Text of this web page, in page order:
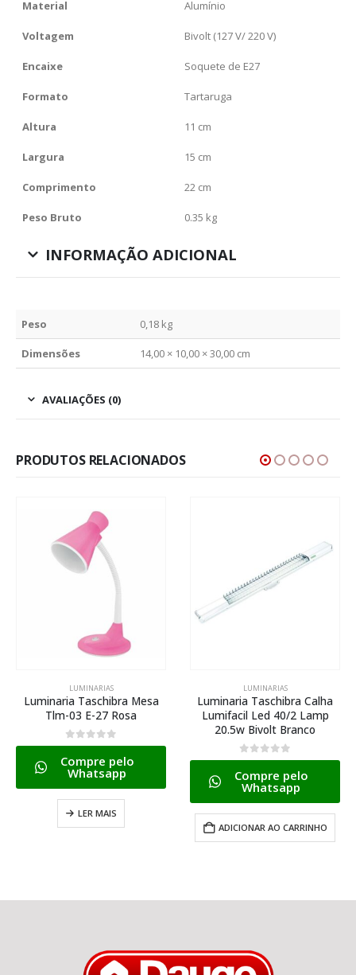
Material Alumínio
Voltagem Bivolt (127 V/ 220 V)
Encaixe Soquete de E27
Formato Tartaruga
Altura 11 cm
Largura 15 cm
Comprimento 22 cm
Peso Bruto 0.35 kg
INFORMAÇÃO ADICIONAL
Peso 0,18 kg
Dimensões 14,00 × 10,00 × 30,00 cm
AVALIAÇÕES (0)
PRODUTOS RELACIONADOS
LUMINARIAS
Luminaria Taschibra Mesa
Tlm-03 E-27 Rosa
0de 5
Compre pelo
Whatsapp
LER MAIS
LUMINARIAS
Luminaria Taschibra Calha
Lumifacil Led 40/2 Lamp
20.5w Bivolt Branco
0de 5
Compre pelo
Whatsapp
ADICIONAR AO CARRINHO